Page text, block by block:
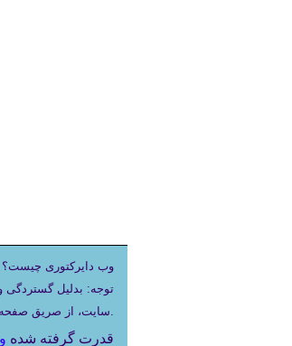
وب دایرکتوری چیست؟
توجه: بدلیل گستردگی
سایت، از صریق صفحههیچگونه مسئولیتی در قبال محتویات سایتهای لینک شده نخواهد داشت.
قدرت گرفته شده